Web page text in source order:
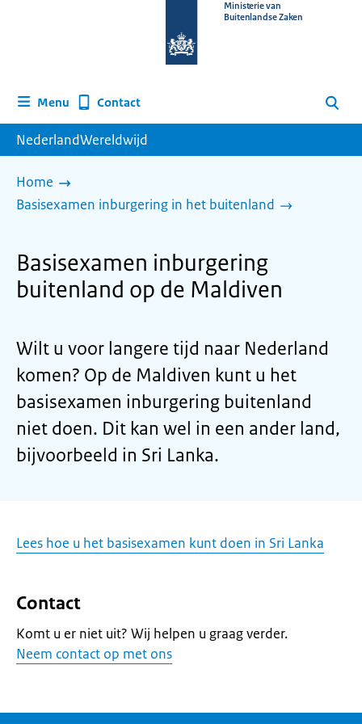
homepage
Ministerie van
Buitenlandse Zaken
Menu Contact Zoeken
NederlandWereldwijd
Home
Basisexamen inburgering in het buitenland
Basisexamen inburgering
buitenland op de Maldiven
Wilt u voor langere tijd naar Nederland
komen? Op de Maldiven kunt u het
basisexamen inburgering buitenland
niet doen. Dit kan wel in een ander land,
bijvoorbeeld in Sri Lanka.
Lees hoe u het basisexamen kunt doen in Sri Lanka
Contact
Komt u er niet uit? Wij helpen u graag verder.
Neem contact op met ons